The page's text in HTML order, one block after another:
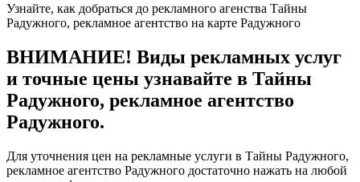
Узнайте, как добраться до рекламного агенства Тайны
Радужного, рекламное агентство на карте Радужного
ВНИМАНИЕ! Виды рекламных услуг
и точные цены узнавайте в Тайны
Радужного, рекламное агентство
Радужного.
Для уточнения цен на рекламные услуги в Тайны Радужного,
рекламное агентство Радужного достаточно нажать на любой